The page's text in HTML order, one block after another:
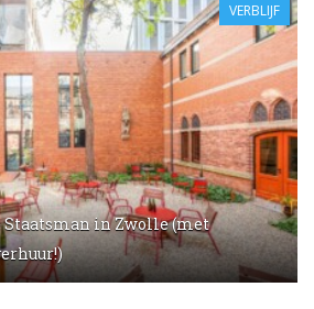
Staatsman in Zwolle (met
VERBLIJF